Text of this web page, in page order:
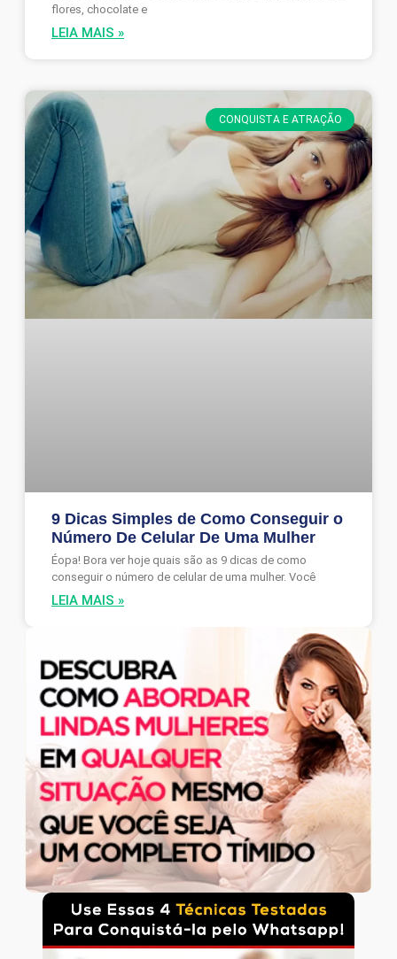
flores, chocolate e
LEIA MAIS »
CONQUISTA E ATRAÇÃO
9 Dicas Simples de Como Conseguir o
Número De Celular De Uma Mulher
Éopa! Bora ver hoje quais são as 9 dicas de como
conseguir o número de celular de uma mulher. Você
LEIA MAIS »